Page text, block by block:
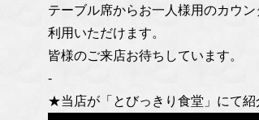
テーブル席からお一人様用のカウ
利用いただけます。
皆様のご来店お待ちしています。
-
★当店が「とびっきり食堂」にて紹